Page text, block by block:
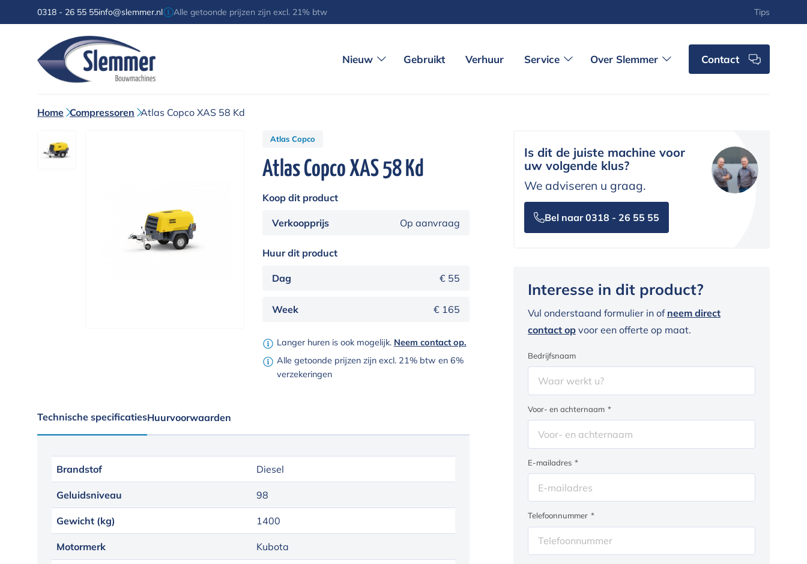
Tips
0318 - 26 55 55info@slemmer.nl Alle getoonde prijzen zijn excl. 21% btw
Nieuw Gebruikt Verhuur Service Over Slemmer Contact
Home Compressoren Atlas Copco XAS 58 Kd
Atlas Copco
Atlas Copco XAS 58 Kd
Koop dit product
Verkoopprijs Op aanvraag
Huur dit product
Dag € 55
Week € 165
Langer huren is ook mogelijk. Neem contact op.
Alle getoonde prijzen zijn excl. 21% btw en 6%
verzekeringen
Technische specificatiesHuurvoorwaarden
Brandstof Diesel
Geluidsniveau 98
Gewicht (kg) 1400
Motormerk Kubota
Is dit de juiste machine voor
uw volgende klus?
We adviseren u graag.
Bel naar 0318 - 26 55 55
Interesse in dit product?
Vul onderstaand formulier in of neem direct
contact op voor een offerte op maat.
Bedrijfsnaam
Voor- en achternaam *
E-mailadres *
Telefoonnummer *